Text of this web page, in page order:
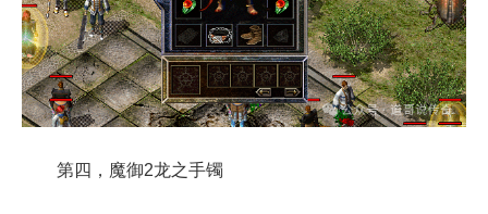
第四，魔御2龙之手镯